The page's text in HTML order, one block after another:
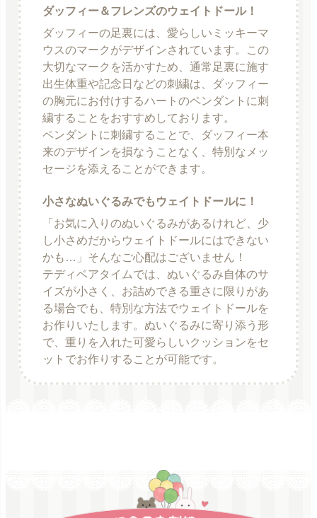
ダッフィー＆フレンズのウェイトドール！
ダッフィーの足裏には、愛らしいミッキーマ
ウスのマークがデザインされています。この
大切なマークを活かすため、通常足裏に施す
出生体重や記念日などの刺繍は、ダッフィー
の胸元にお付けするハートのペンダントに刺
繍することをおすすめしております。
ペンダントに刺繍することで、ダッフィー本
来のデザインを損なうことなく、特別なメッ
セージを添えることができます。
小さなぬいぐるみでもウェイトドールに！
「お気に入りのぬいぐるみがあるけれど、少
し小さめだからウェイトドールにはできない
かも…」そんなご心配はございません！
テディベアタイムでは、ぬいぐるみ自体のサ
イズが小さく、お詰めできる重さに限りがあ
る場合でも、特別な方法でウェイトドールを
お作りいたします。ぬいぐるみに寄り添う形
で、重りを入れた可愛らしいクッションをセ
ットでお作りすることが可能です。